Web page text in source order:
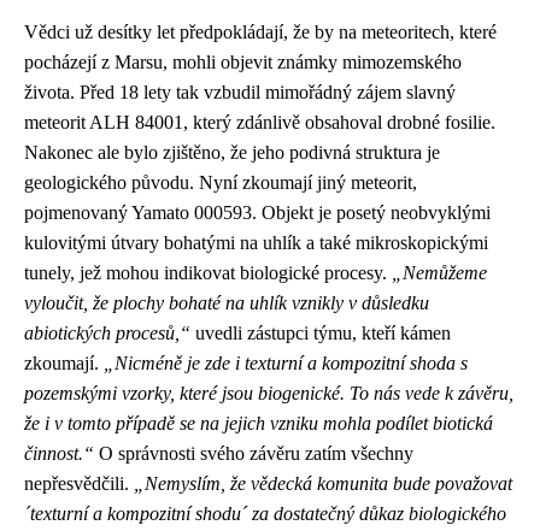
Vědci už desítky let předpokládají, že by na meteoritech, které
pocházejí z Marsu, mohli objevit známky mimozemského
života. Před 18 lety tak vzbudil mimořádný zájem slavný
meteorit ALH 84001, který zdánlivě obsahoval drobné fosilie.
Nakonec ale bylo zjištěno, že jeho podivná struktura je
geologického původu. Nyní zkoumají jiný meteorit,
pojmenovaný Yamato 000593. Objekt je posetý neobvyklými
kulovitými útvary bohatými na uhlík a také mikroskopickými
tunely, jež mohou indikovat biologické procesy.
„Nemůžeme
vyloučit, že plochy bohaté na uhlík vznikly v důsledku
abiotických procesů,“ uvedli zástupci týmu, kteří kámen
zkoumají.
„Nicméně je zde i texturní a kompozitní shoda s
pozemskými vzorky, které jsou biogenické. To nás vede k závěru,
že i v tomto případě se na jejich vzniku mohla podílet biotická
činnost.“ O správnosti svého závěru zatím všechny
nepřesvědčili.
„Nemyslím, že vědecká komunita bude považovat
´texturní a kompozitní shodu´ za dostatečný důkaz biologického